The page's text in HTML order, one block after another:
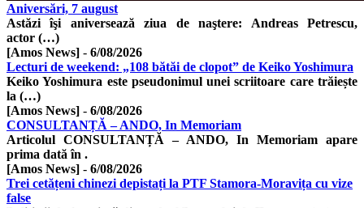
Aniversări, 7 august
Astăzi îşi aniversează ziua de naştere: Andreas Petrescu,
actor (…)
[Amos News] - 6/08/2026
Lecturi de weekend: „108 bătăi de clopot” de Keiko Yoshimura
Keiko Yoshimura este pseudonimul unei scriitoare care trăiește
la (…)
[Amos News] - 6/08/2026
CONSULTANȚĂ – ANDO, In Memoriam
Articolul CONSULTANȚĂ – ANDO, In Memoriam apare
prima dată în .
[Amos News] - 6/08/2026
Trei cetățeni chinezi depistați la PTF Stamora-Moravița cu vize
false